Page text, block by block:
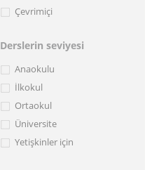
Çevrimiçi
Derslerin seviyesi
Anaokulu
İlkokul
Ortaokul
Üniversite
Yetişkinler için